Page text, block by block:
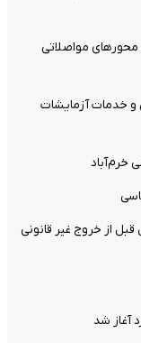
و دستگیری ۳ متهم در محورهای مواصلاتی
و خدمات آزمایشات
خرم‌آباد
از خروج غیر قانونی
آغاز شد